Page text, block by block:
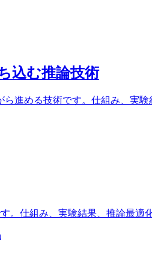
込む推論技術
進める技術です。仕組み、実
仕組み、実験結果、推論最適